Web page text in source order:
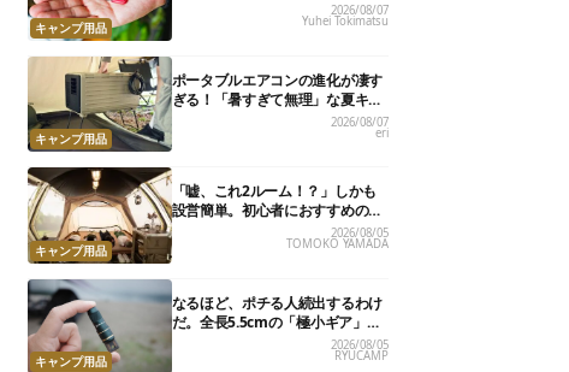
キャンプ用品
2026/08/07
Yuhei Tokimatsu
キャンプ用品
ポータブルエアコンの進化が凄す
ぎる！「暑すぎて無理」な夏キャ
ンプを激変させる最新5選2026/08/07
eri
キャンプ用品
「嘘、これ2ルーム！？」しかも
設営簡単。初心者におすすめの最
新“おしゃれ広々テント”7選2026/08/05
TOMOKO YAMADA
キャンプ用品
なるほど、ポチる人続出するわけ
だ。全長5.5cmの「極小ギア」を
使って分かったほんとの魅力2026/08/05
RYUCAMP